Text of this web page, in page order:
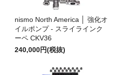
nismo North America │ 強化オ
イルポンプ - スライラインク
ーペ CKV36
240,000円(税抜)